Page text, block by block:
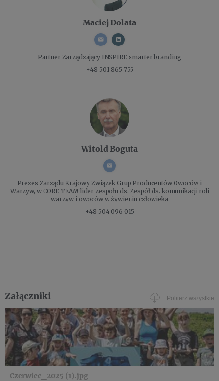
Maciej Dolata
Partner Zarządzający INSPIRE smarter branding
+48 501 865 755
Witold Boguta
Prezes Zarządu Krajowy Związek Grup Producentów Owoców i
Warzyw, w CORE TEAM lider zespołu ds. Zespół ds. komunikacji roli
warzyw i owoców w żywieniu człowieka
+48 504 096 015
Załączniki Pobierz wszystkie
Czerwiec_2025 (1).jpg